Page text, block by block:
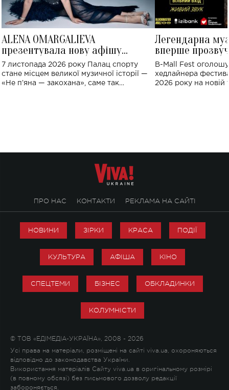
ALENA OMARGALIEVA
презентувала нову афішу
великого концерту в Палаці
спорту
7 листопада 2026 року Палац спорту
стане місцем великої музичної історії —
«Не пʼяна — закохана», саме так
Легендарна
вперше
Україні: де
B-Mall Fest
хедлайнера
2026 року на новій
ПРО НАС КОНТАКТИ РЕКЛАМА НА САЙТІ
НОВИНИ ЗІРКИ КРАСА ПОДІЇ
КУЛЬТУРА АФІША КІНО
СПЕЦТЕМИ БІЗНЕС ОБКЛАДИНКИ
КОЛУМНІСТИ
© ТОВ «ЕДІМЕДІА-УКРАЇНА», 2008 - 2026
Усі права на матеріали, розміщені на сайті viva.ua, охороняються
відповідно до законодавства України.
Використання матеріалів Сайту viva.ua в оригінальному розмірі
(в повному обсязі) без письмового дозволу редакції
забороняється.